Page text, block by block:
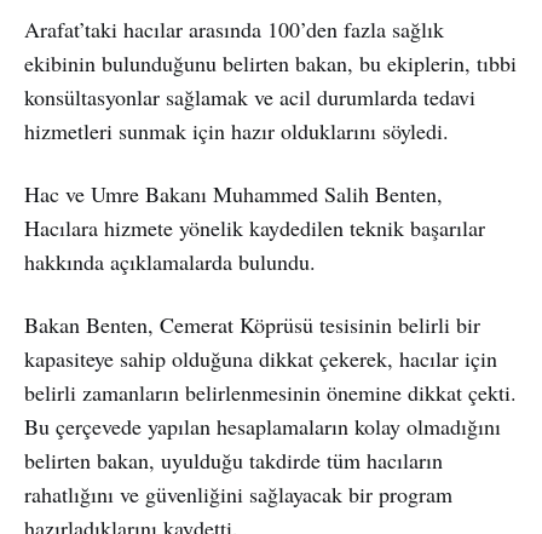
Arafat’taki hacılar arasında 100’den fazla sağlık
ekibinin bulunduğunu belirten bakan, bu ekiplerin, tıbbi
konsültasyonlar sağlamak ve acil durumlarda tedavi
hizmetleri sunmak için hazır olduklarını söyledi.
Hac ve Umre Bakanı Muhammed Salih Benten,
Hacılara hizmete yönelik kaydedilen teknik başarılar
hakkında açıklamalarda bulundu.
Bakan Benten, Cemerat Köprüsü tesisinin belirli bir
kapasiteye sahip olduğuna dikkat çekerek, hacılar için
belirli zamanların belirlenmesinin önemine dikkat çekti.
Bu çerçevede yapılan hesaplamaların kolay olmadığını
belirten bakan, uyulduğu takdirde tüm hacıların
rahatlığını ve güvenliğini sağlayacak bir program
hazırladıklarını kaydetti.